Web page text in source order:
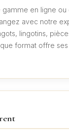
gamme en ligne ou
avec notre
lingotins,
format offre